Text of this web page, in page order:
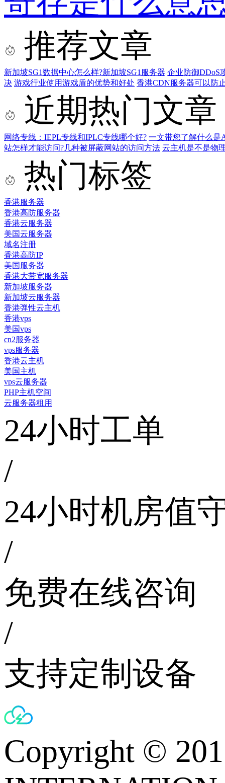
推荐文章
新加坡SG1数据中心怎么样?新加坡SG1服务器 企业防御DDoS
决 游戏行业使用游戏盾的优势和好处 香港CDN服务器可以防
近期热门文章
网络专线：IEPL专线和IPLC专线哪个好? 一文带您了解什么是
站怎样才能访问?几种被屏蔽网站的访问方法 云主机是不是物
热门标签
香港服务器
香港高防服务器
香港云服务器
美国云服务器
域名注册
香港高防IP
美国服务器
香港大带宽服务器
新加坡服务器
新加坡云服务器
香港弹性云主机
香港vps
美国vps
cn2服务器
vps服务器
香港云主机
美国主机
vps云服务器
PHP主机空间
云服务器租用
24小时工单
/
24小时机房值
/
免费在线咨询
/
支持定制设备
Copyright ©